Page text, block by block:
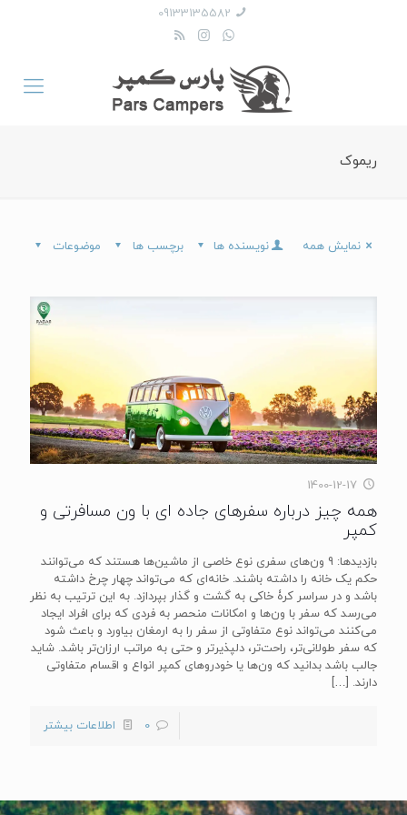
09133135582
ریموک
موضوعات برچسب ها نویسنده ها نمایش همه
1400-12-17
همه چیز درباره سفرهای جاده ای با ون مسافرتی و
کمپر
بازدیدها: 9 ون‌های سفری نوع خاصی از ماشین‌ها هستند که می‌توانند
حکم یک خانه را داشته باشند. خانه‌ای که می‌تواند چهار چرخ داشته
باشد و در سراسر کرۀ خاکی به گشت و گذار بپردازد. به این ترتیب به نظر
می‌رسد که سفر با ون‌ها و امکانات منحصر به فردی که برای افراد ایجاد
می‌کنند می‌تواند نوع متفاوتی از سفر را به ارمغان بیاورد و باعث شود
که سفر طولانی‌تر، راحت‌تر، دلپذیرتر و حتی به مراتب ارزان‌تر باشد. شاید
جالب باشد بدانید که ون‌ها یا خودروهای کمپر انواع و اقسام متفاوتی
دارند. […]
0 اطلاعات بیشتر